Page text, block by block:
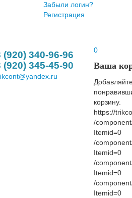
Забыли логин?
Регистрация
(920) 340-96-96
(920) 345-45-90
0
Ваша
корзину.
https://
/
Itemid=0
/
Itemid=0
/
Itemid=0
/
Itemid=0